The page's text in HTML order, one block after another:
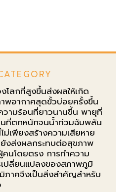
โลกที่สูงขึ้นส่งผลให้เกิด
พอากาศสุดขั้วบ่อยครั้งขึ้น
วามร้อนที่ยาวนานขึ้น พายุที่
ที่ตกหนักจนน้ำท่วมฉับพลัน
ม่เพียงสร้างความเสียหาย
งส่งผลกระทบต่อสุขภาพ
นโดยตรง การทำความ
เปลี่ยนแปลงของสภาพภูมิ
ภาคจึงเป็นสิ่งสำคัญสำหรับ